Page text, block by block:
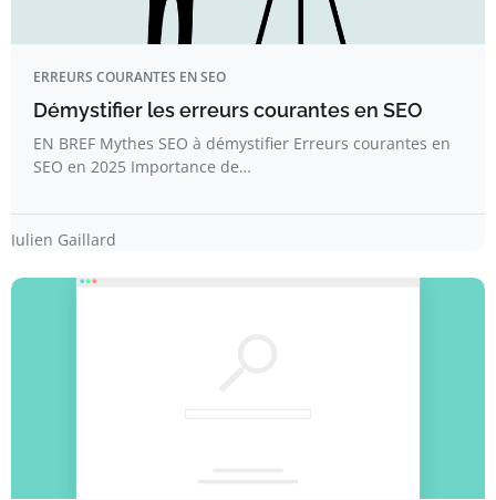
ERREURS COURANTES EN SEO
Démystifier les erreurs courantes en SEO
EN BREF Mythes SEO à démystifier Erreurs courantes en
SEO en 2025 Importance de…
Julien Gaillard